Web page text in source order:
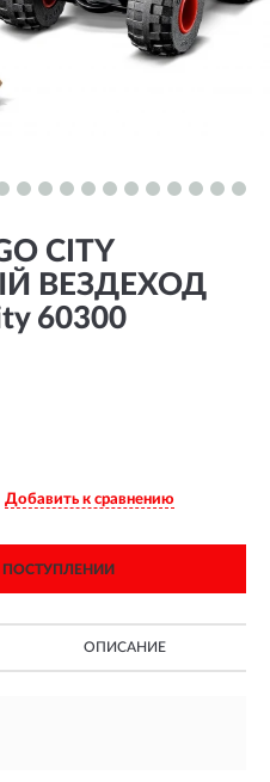
CITY
ВЕЗДЕХОД
60300
Добавить к сравнению
ОПИСАНИЕ